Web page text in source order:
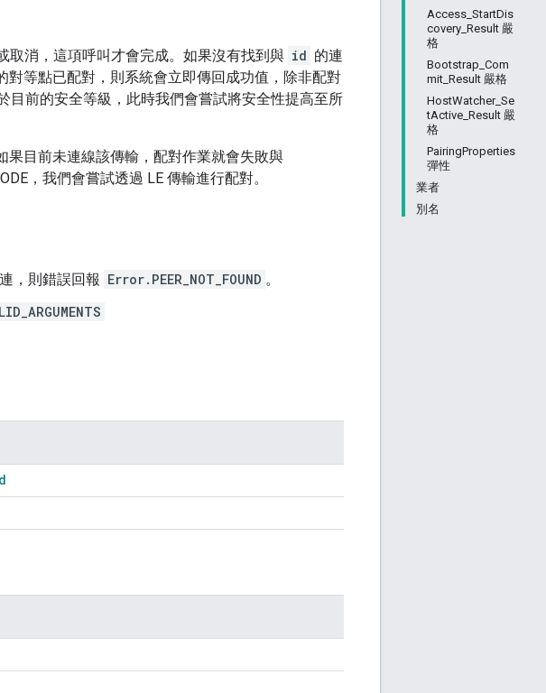
Access_StartDis
covery_Result 嚴
格
Bootstrap_Com
mit_Result 嚴格
HostWatcher_Se
tActive_Result 嚴
格
PairingProperties
彈性
業者
別名
取消，這項呼叫才會完成。如果沒有找到與 id 的連
等點已配對，則系統會立即傳回成功值，除非配對
目前的安全等級，此時我們會嘗試將安全性提高至所
果目前未連線該傳輸，配對作業就會失敗與
，我們會嘗試透過 LE 傳輸進行配對。
，則錯誤回報 Error.PEER_NOT_FOUND 。